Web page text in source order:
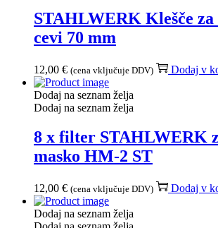
STAHLWERK Klešče za
cevi 70 mm
12,00 € (cena vključuje DDV) Dodaj v
Dodaj na seznam želja
Dodaj na seznam želja
8 x filter STAHLWERK
masko HM-2 ST
12,00 € (cena vključuje DDV) Dodaj v
Dodaj na seznam želja